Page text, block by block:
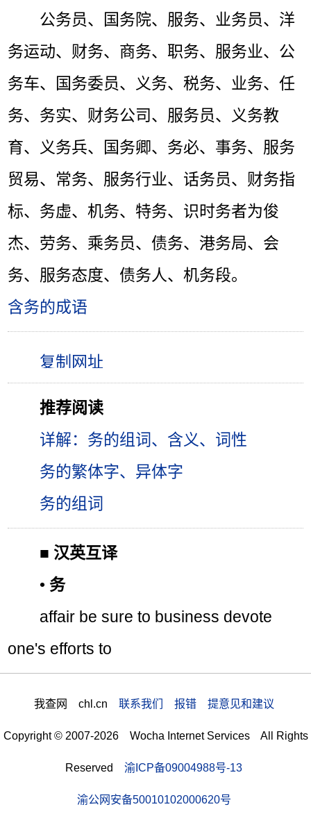
公务员、国务院、服务、业务员、洋
务运动、财务、商务、职务、服务业、公
务车、国务委员、义务、税务、业务、任
务、务实、财务公司、服务员、义务教
育、义务兵、国务卿、务必、事务、服务
贸易、常务、服务行业、话务员、财务指
标、务虚、机务、特务、识时务者为俊
杰、劳务、乘务员、债务、港务局、会
务、服务态度、债务人、机务段。
含务的成语
推荐阅读
详解：务的组词、含义、词性
务的繁体字、异体字
务的组词
■ 汉英互译
•务
affair be sure to business devote
one's efforts to
我查网 chl.cn 联系我们 报错 提意见和建议
Copyright © 2007-2026 Wocha Internet Services All Rights
Reserved 渝ICP备09004988号-13
渝公网安备50010102000620号